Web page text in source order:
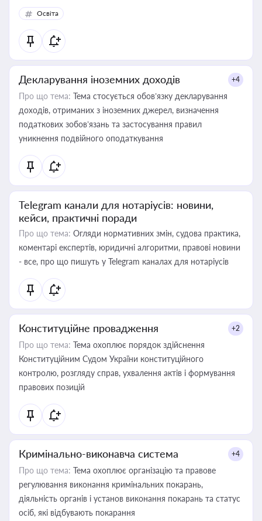
Освіта
Декларування іноземних доходів +4
Про що тема: Тема стосується обов’язку декларування
доходів, отриманих з іноземних джерел, визначення
податкових зобов’язань та застосування правил
уникнення подвійного оподаткування
Telegram канали для нотаріусів: новини,
кейси, практичні поради
Про що тема: Огляди нормативних змін, судова практика,
коментарі експертів, юридичні алгоритми, правові новини
- все, про що пишуть у Telegram каналах для нотаріусів
Конституційне провадження +2
Про що тема: Тема охоплює порядок здійснення
Конституційним Судом України конституційного
контролю, розгляду справ, ухвалення актів і формування
правових позицій
Кримінально-виконавча система +4
Про що тема: Тема охоплює організацію та правове
регулювання виконання кримінальних покарань,
діяльність органів і установ виконання покарань та статус
осіб, які відбувають покарання